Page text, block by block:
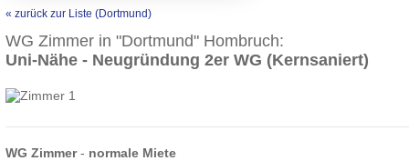
« zurück zur Liste (Dortmund)
WG Zimmer in "Dortmund" Hombruch:
Uni-Nähe - Neugründung 2er WG (Kernsaniert)
WG Zimmer- normale Miete